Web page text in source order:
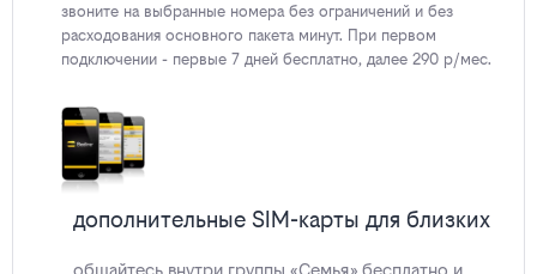
звоните на выбранные номера без ограничений и без
расходования основного пакета минут. При первом
подключении - первые 7 дней бесплатно, далее 290 р/мес.
дополнительные SIM-карты для близких
общайтесь внутри группы «Семья» бесплатно и